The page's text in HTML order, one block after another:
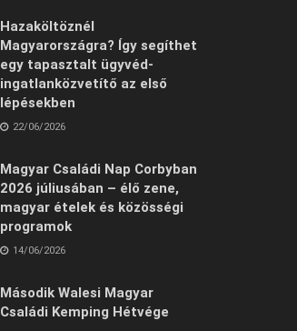
Hazaköltöznél
Magyarországra? Így segíthet
egy tapasztalt ügyvéd-
ingatlanközvetítő az első
lépésekben
22/06/2026
Magyar Családi Nap Corbyban
2026 júliusában – élő zene,
magyar ételek és közösségi
programok
14/06/2026
Második Walesi Magyar
Családi Kemping Hétvége